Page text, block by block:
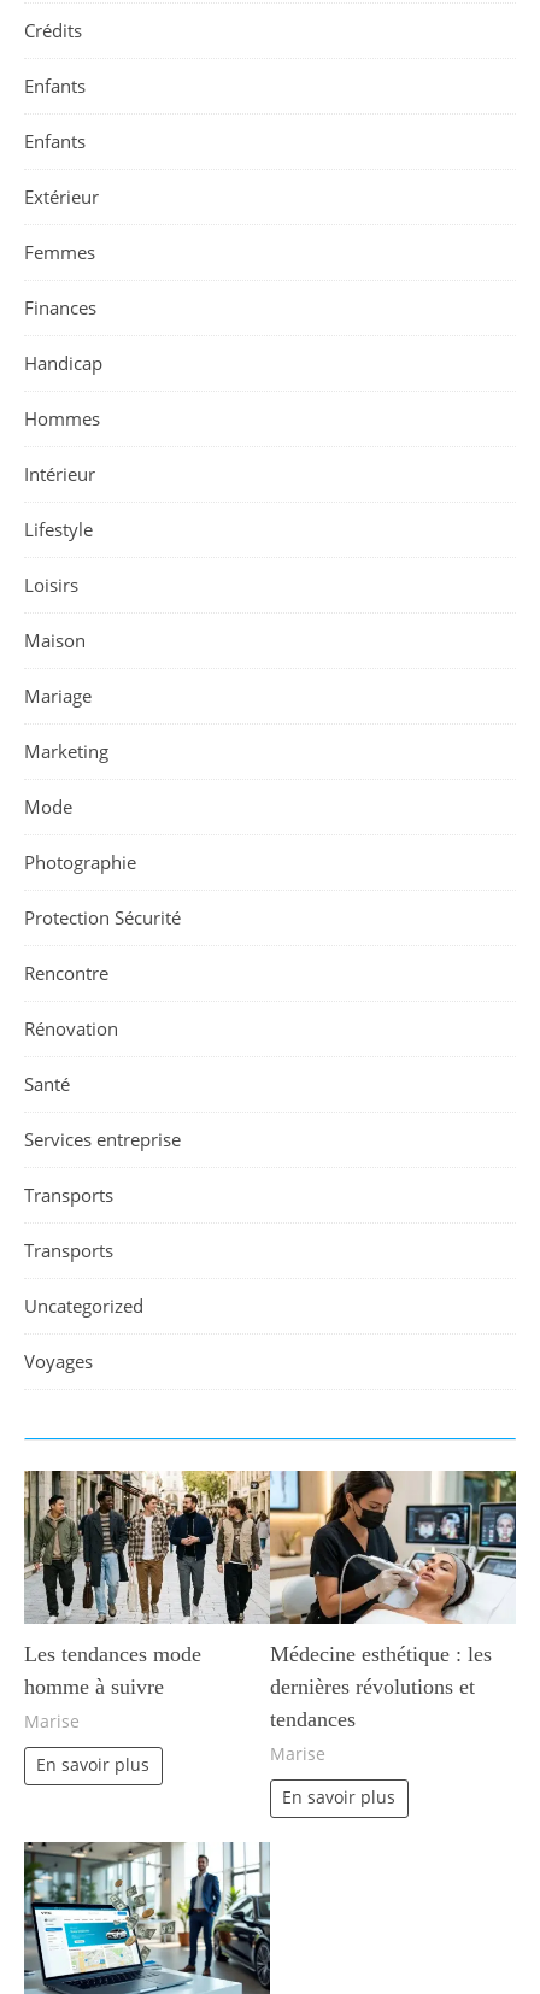
Crédits
Enfants
Enfants
Extérieur
Femmes
Finances
Handicap
Hommes
Intérieur
Lifestyle
Loisirs
Maison
Mariage
Marketing
Mode
Photographie
Protection Sécurité
Rencontre
Rénovation
Santé
Services entreprise
Transports
Transports
Uncategorized
Voyages
Les tendances mode
homme à suivre
Marise
En savoir plus
Médecine esthétique : les
dernières révolutions et
tendances
Marise
En savoir plus